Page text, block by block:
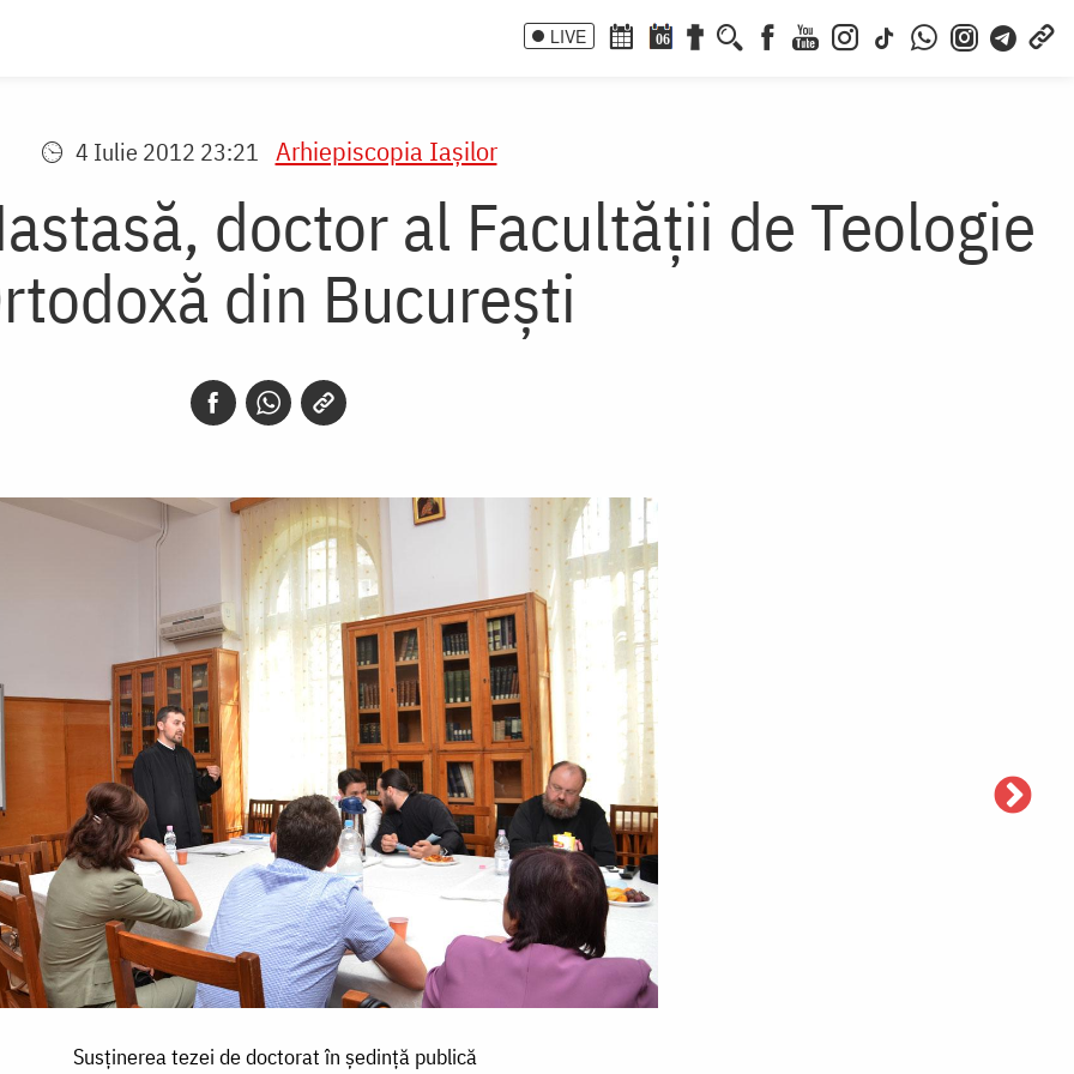
LIVE 06
4 Iulie 2012 23:21 Arhiepiscopia Iaşilor
doctor al Facultăţii de Teologie
din Bucureşti
Susţinerea tezei de doctorat în şedinţă publică